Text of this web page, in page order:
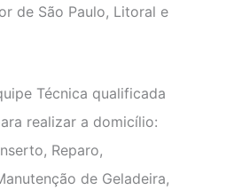
de São Paulo, Litoral e
Técnica qualificada
realizar a domicílio:
Reparo,
de Geladeira,